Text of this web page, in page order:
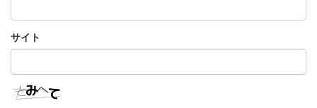
サイト